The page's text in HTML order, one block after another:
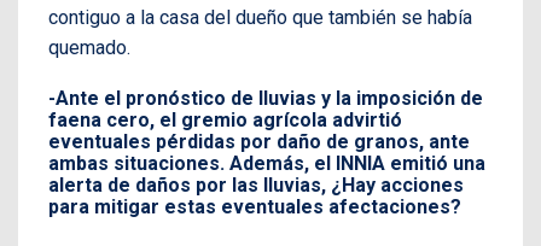
contiguo a la casa del dueño que también se había
quemado.
-Ante el pronóstico de lluvias y la imposición de
faena cero, el gremio agrícola advirtió
eventuales pérdidas por daño de granos, ante
ambas situaciones. Además, el INNIA emitió una
alerta de daños por las lluvias, ¿Hay acciones
para mitigar estas eventuales afectaciones?